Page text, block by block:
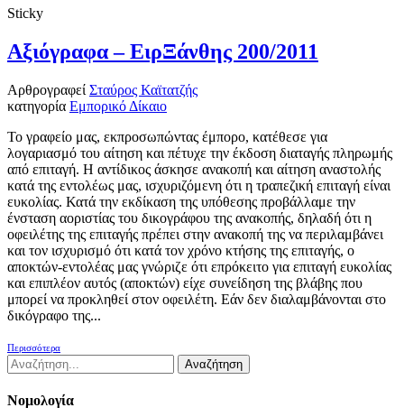
Sticky
Αξιόγραφα – ΕιρΞάνθης 200/2011
Αρθρογραφεί Σταύρος Καϊτατζής
κατηγορία Εμπορικό Δίκαιο
Το γραφείο μας, εκπροσωπώντας έμπορο, κατέθεσε για
λογαριασμό του αίτηση και πέτυχε την έκδοση διαταγής πληρωμής
από επιταγή. Η αντίδικος άσκησε ανακοπή και αίτηση αναστολής
κατά της εντολέως μας, ισχυριζόμενη ότι η τραπεζική επιταγή είναι
ευκολίας. Κατά την εκδίκαση της υπόθεσης προβάλλαμε την
ένσταση αοριστίας του δικογράφου της ανακοπής, δηλαδή ότι η
οφειλέτης της επιταγής πρέπει στην ανακοπή της να περιλαμβάνει
και τον ισχυρισμό ότι κατά τον χρόνο κτήσης της επιταγής, ο
αποκτών-εντολέας μας γνώριζε ότι επρόκειτο για επιταγή ευκολίας
και επιπλέον αυτός (αποκτών) είχε συνείδηση της βλάβης που
μπορεί να προκληθεί στον οφειλέτη. Εάν δεν διαλαμβάνονται στο
δικόγραφο της...
Περισσότερα
Νομολογία